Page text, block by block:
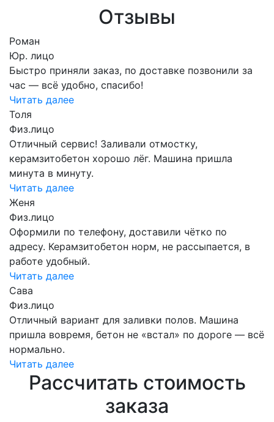
Отзывы
Роман
Юр. лицо
Быстро приняли заказ, по доставке позвонили за
час — всё удобно, спасибо!
Читать далее
Толя
Физ.лицо
Отличный сервис! Заливали отмостку,
керамзитобетон хорошо лёг. Машина пришла
минута в минуту.
Читать далее
Женя
Физ.лицо
Оформили по телефону, доставили чётко по
адресу. Керамзитобетон норм, не рассыпается, в
работе удобный.
Читать далее
Сава
Физ.лицо
Отличный вариант для заливки полов. Машина
пришла вовремя, бетон не «встал» по дороге — всё
нормально.
Читать далее
Рассчитать стоимость
заказа